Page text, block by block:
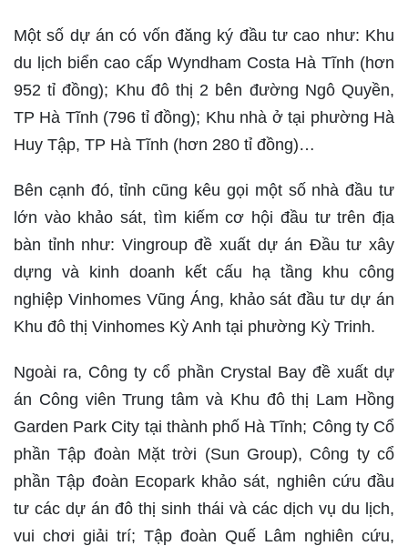
Một số dự án có vốn đăng ký đầu tư cao như: Khu
du lịch biển cao cấp Wyndham Costa Hà Tĩnh (hơn
952 tỉ đồng); Khu đô thị 2 bên đường Ngô Quyền,
TP Hà Tĩnh (796 tỉ đồng); Khu nhà ở tại phường Hà
Huy Tập, TP Hà Tĩnh (hơn 280 tỉ đồng)…
Bên cạnh đó, tỉnh cũng kêu gọi một số nhà đầu tư
lớn vào khảo sát, tìm kiếm cơ hội đầu tư trên địa
bàn tỉnh như: Vingroup đề xuất dự án Đầu tư xây
dựng và kinh doanh kết cấu hạ tầng khu công
nghiệp Vinhomes Vũng Áng, khảo sát đầu tư dự án
Khu đô thị Vinhomes Kỳ Anh tại phường Kỳ Trinh.
Ngoài ra, Công ty cổ phần Crystal Bay đề xuất dự
án Công viên Trung tâm và Khu đô thị Lam Hồng
Garden Park City tại thành phố Hà Tĩnh; Công ty Cổ
phần Tập đoàn Mặt trời (Sun Group), Công ty cổ
phần Tập đoàn Ecopark khảo sát, nghiên cứu đầu
tư các dự án đô thị sinh thái và các dịch vụ du lịch,
vui chơi giải trí; Tập đoàn Quế Lâm nghiên cứu,